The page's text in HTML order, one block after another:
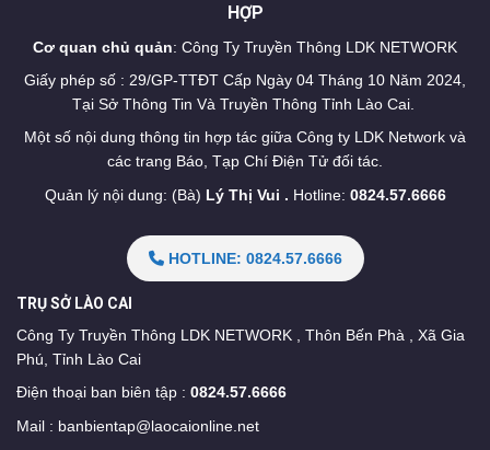
HỢP
Cơ quan chủ quản: Công Ty Truyền Thông LDK NETWORK
Giấy phép số : 29/GP-TTĐT Cấp Ngày 04 Tháng 10 Năm 2024,
Tại Sở Thông Tin Và Truyền Thông Tỉnh Lào Cai.
Một số nội dung thông tin hợp tác giữa Công ty LDK Network và
các trang Báo, Tạp Chí Điện Tử đối tác.
Quản lý nội dung: (Bà) Lý Thị Vui . Hotline: 0824.57.6666
HOTLINE: 0824.57.6666
TRỤ SỞ LÀO CAI
Công Ty Truyền Thông LDK NETWORK , Thôn Bến Phà , Xã Gia
Phú, Tỉnh Lào Cai
Điện thoại ban biên tập : 0824.57.6666
Mail : banbientap@laocaionline.net